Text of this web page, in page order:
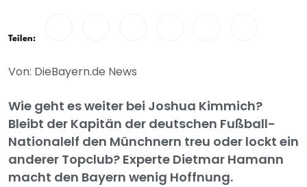
Teilen:
Von: DieBayern.de News
Wie geht es weiter bei Joshua Kimmich?
Bleibt der Kapitän der deutschen Fußball-
Nationalelf den Münchnern treu oder lockt ein
anderer Topclub? Experte Dietmar Hamann
macht den Bayern wenig Hoffnung.